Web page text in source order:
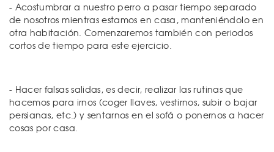
- Acostumbrar a nuestro perro a pasar tiempo separado
de nosotros mientras estamos en casa, manteniéndolo en
otra habitación. Comenzaremos también con periodos
cortos de tiempo para este ejercicio.
- Hacer falsas salidas, es decir, realizar las rutinas que
hacemos para irnos (coger llaves, vestirnos, subir o bajar
persianas, etc.) y sentarnos en el sofá o ponernos a hacer
cosas por casa.